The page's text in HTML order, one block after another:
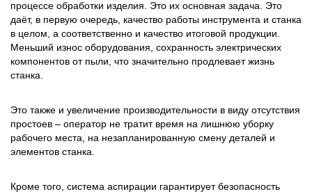
процессе обработки изделия. Это их основная задача. Это
даёт, в первую очередь, качество работы инструмента и станка
в целом, а соответственно и качество итоговой продукции.
Меньший износ оборудования, сохранность электрических
компонентов от пыли, что значительно продлевает жизнь
станка.
Это также и увеличение производительности в виду отсутствия
простоев – оператор не тратит время на лишнюю уборку
рабочего места, на незапланированную смену деталей и
элементов станка.
Кроме того, система аспирации гарантирует безопасность